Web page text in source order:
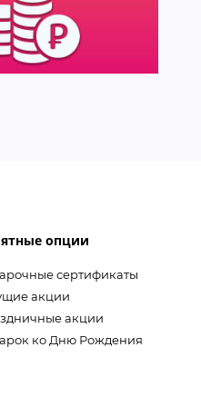
опции
сертификаты
акции
акции
ко Дню Рождения